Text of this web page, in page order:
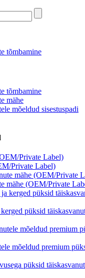
tõmbamine
tõmbamine
mähe
mõeldud sisestuspadi
Private Label)
mähe (OEM/Private
püksid
mõeldud premium